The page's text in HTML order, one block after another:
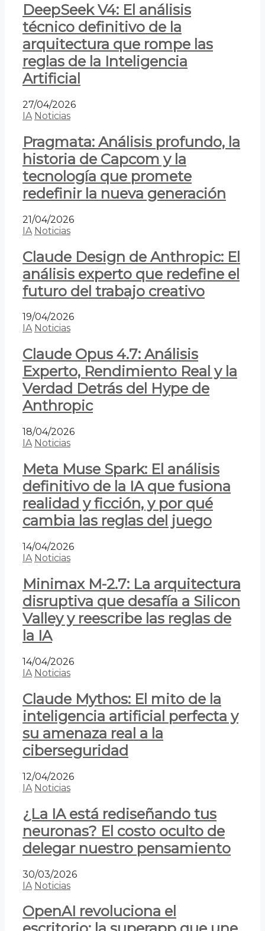
DeepSeek V4: El análisis
técnico definitivo de la
arquitectura que rompe las
reglas de la Inteligencia
Artificial
27/04/2026
IA Noticias
Pragmata: Análisis profundo, la
historia de Capcom y la
tecnología que promete
redefinir la nueva generación
21/04/2026
IA Noticias
Claude Design de Anthropic: El
análisis experto que redefine el
futuro del trabajo creativo
19/04/2026
IA Noticias
Claude Opus 4.7: Análisis
Experto, Rendimiento Real y la
Verdad Detrás del Hype de
Anthropic
18/04/2026
IA Noticias
Meta Muse Spark: El análisis
definitivo de la IA que fusiona
realidad y ficción, y por qué
cambia las reglas del juego
14/04/2026
IA Noticias
Minimax M-2.7: La arquitectura
disruptiva que desafía a Silicon
Valley y reescribe las reglas de
la IA
14/04/2026
IA Noticias
Claude Mythos: El mito de la
inteligencia artificial perfecta y
su amenaza real a la
ciberseguridad
12/04/2026
IA Noticias
¿La IA está rediseñando tus
neuronas? El costo oculto de
delegar nuestro pensamiento
30/03/2026
IA Noticias
OpenAI revoluciona el